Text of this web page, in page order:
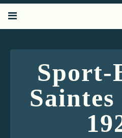
Sport-